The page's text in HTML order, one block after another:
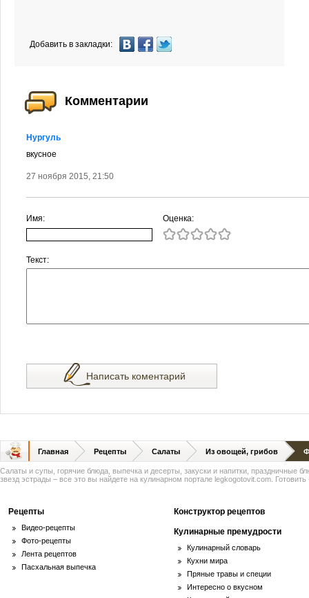
Добавить в закладки:
Комментарии
Нургуль
вкусное
27 ноября 2015, 21:50
Имя: Оценка:
Текст:
Написать коментарий
Главная Рецепты Салаты Из овощей, грибов
Салаты и супы, горячие блюда, выпечка и десерты, закуски и напитки, праздничные
звезд эстрады – все это вы найдете на кулинарном портале legkogotovit.com. Готовить
Рецепты
Видео-рецепты
Фото-рецепты
Лента рецептов
Пасхальная выпечка
Конструктор рецептов
Кулинарные премудрости
Кулинарный словарь
Кухни мира
Пряные травы и специи
Интересно о вкусном